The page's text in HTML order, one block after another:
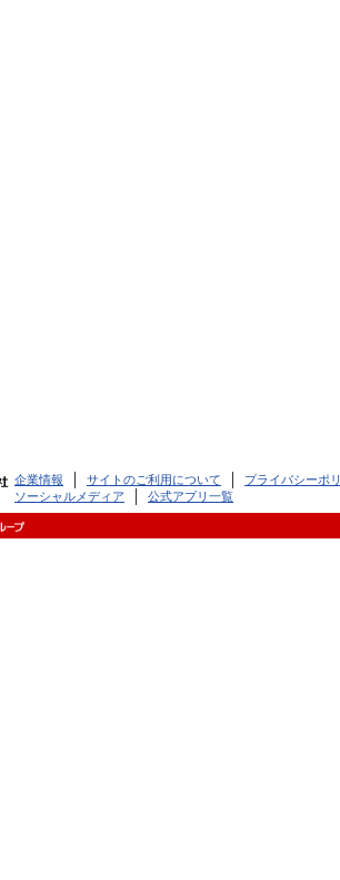
企業情報 サイトのご利用について
プライバシーポ
ソーシャルメディア
公式アプリ一覧